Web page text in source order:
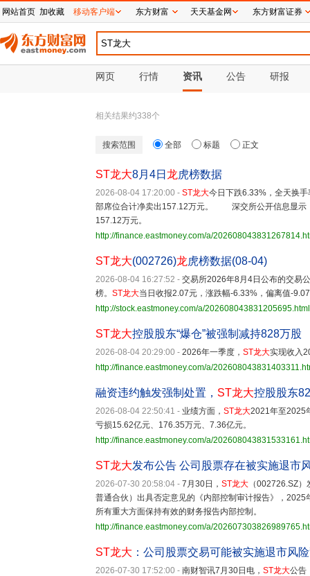
网页 行情 资讯 公告 研报
相关结果约338个
搜索范围 全部 标题 正文
ST龙大8月4日 龙虎榜数据
2026-08-04 17:20:00 - ST龙大今日下跌6.33%，全天换
部席位合计净卖出157.12万元。 深交所公开信息显示
157.12万元。
http://finance.eastmoney.com/a/
ST龙大(002726)龙虎榜数据(08-04)
2026-08-04 16:27:52 - 交易所2026年8月4日公布的交易
榜。 ST龙大当日收报2.07元，涨跌幅-6.33%，偏离值-
http://stock.eastmoney.com/a/202608043831205695.html
ST龙大控股股东“爆仓”被强制减持828万股
2026-08-04 20:29:00 - 2026年一季度， ST龙大实现收入
http://finance.eastmoney.com/a/
融资违约触发强制处置， ST龙大控股股东
2026-08-04 22:50:41 - 业绩方面， ST龙大2021年至2025
亏损15.62亿元、176.35万元、7.36亿元。
http://finance.eastmoney.com/a/
ST龙大发布公告 公司股票存在被实施退市
2026-07-30 20:58:04 - 7月30日， ST龙大 （002726.SZ
普通合伙）出具否定意见的《内部控制审计报告》，
所有重大方面保持有效的财务报告内部控制。
http://finance.eastmoney.com/a/
ST龙大 ：公司股票交易可能被实施退市风
2026-07-30 17:52:00 - 南财智讯7月30日电， ST龙大公告
网站首页 加收藏 移动客户端 东方财富 天天基金网 东方财富证券